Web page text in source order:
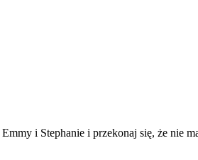
i Stephanie i przekonaj się, że nie